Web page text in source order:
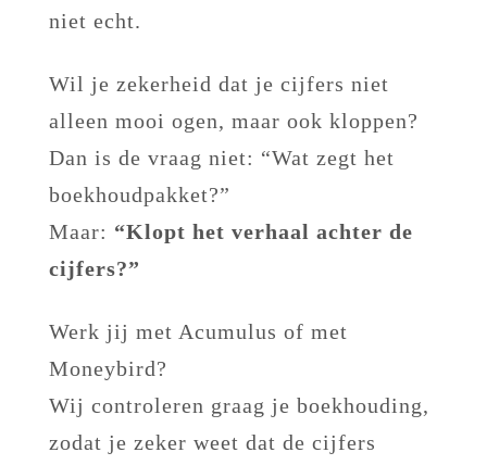
niet echt.
Wil je zekerheid dat je cijfers niet
alleen mooi ogen, maar ook kloppen?
Dan is de vraag niet: “Wat zegt het
boekhoudpakket?”
Maar: “Klopt het verhaal achter de
cijfers?”
Werk jij met Acumulus of met
Moneybird?
Wij controleren graag je boekhouding,
zodat je zeker weet dat de cijfers